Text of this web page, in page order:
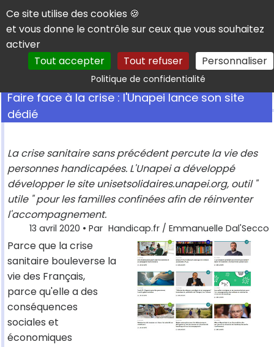
Panneau de gestion des cookies
Ce site utilise des cookies 🍪
et vous donne le contrôle sur ceux que vous souhaitez
activer
Tout accepter
Tout refuser Personnaliser
Politique de confidentialitéRechercher
Faire face à la crise : l'Unapei lance son site
dédié
La crise sanitaire sans précédent percute la vie des
personnes handicapées. L'Unapei a développé
développer le site unisetsolidaires.unapei.org, outil "
utile " pour les familles confinées afin de réinventer
l'accompagnement.
13 avril 2020 • Par Handicap.fr / Emmanuelle Dal'Secco
Parce que la crise
sanitaire bouleverse la
vie des Français,
parce qu'elle a des
conséquences
sociales et
économiques